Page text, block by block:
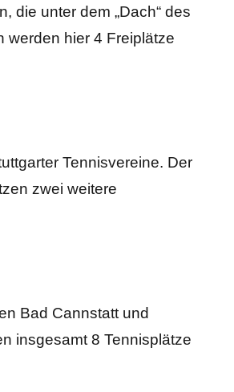
die unter dem „Dach“ des
werden hier 4 Freiplätze
Tennisvereine. Der
zwei weitere
Bad Cannstatt und
insgesamt 8 Tennisplätze